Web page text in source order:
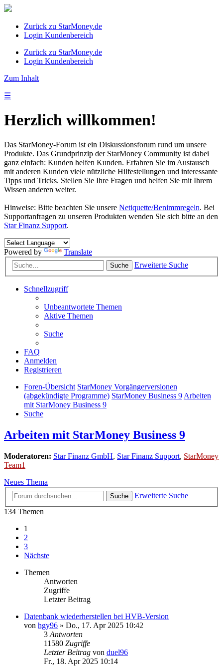
Zurück zu StarMoney.de
Login Kundenbereich
Zurück zu StarMoney.de
Login Kundenbereich
Zum Inhalt
☰
Herzlich willkommen!
Das StarMoney-Forum ist ein Diskussionsforum rund um unsere
Produkte. Das Grundprinzip der StarMoney Community ist dabei
ganz einfach: Kunden helfen Kunden. Erfahren Sie im Austausch
mit anderen Kunden viele nützliche Hilfestellungen und interessante
Tipps und Tricks. Stellen Sie Ihre Fragen und helfen Sie mit Ihrem
Wissen anderen weiter.
Hinweise: Bitte beachten Sie unsere Netiquette/Benimmregeln. Bei
Supportanfragen zu unseren Produkten wenden Sie sich bitte an den
Star Finanz Support.
Powered by Translate
Suche Erweiterte Suche
Schnellzugriff
Unbeantwortete Themen
Aktive Themen
Suche
FAQ
Anmelden
Registrieren
Foren-Übersicht StarMoney Vorgängerversionen
(abgekündigte Programme) StarMoney Business 9Arbeiten
mit StarMoney Business 9
Suche
Arbeiten mit StarMoney Business 9
Moderatoren: Star Finanz GmbH, Star Finanz Support, StarMoney
Team1
Neues Thema
Suche
Erweiterte Suche
134 Themen
1
2
3
Nächste
Themen
Antworten
Zugriffe
Letzter Beitrag
Datenbank wiederherstellen bei HVB-Version
von hgy96 » Do., 17. Apr 2025 10:42
3 Antworten
11580 Zugriffe
Letzter Beitrag von duel96
Fr., 18. Apr 2025 10:14